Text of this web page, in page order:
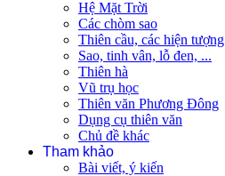
Hệ Mặt Trời
Các chòm sao
Thiên cầu, các hiện tượng
Sao, tinh vân, lỗ đen, ...
Thiên hà
Vũ trụ học
Thiên văn Phương Đông
Dụng cụ thiên văn
Chủ đề khác
Tham khảo
Bài viết, ý kiến